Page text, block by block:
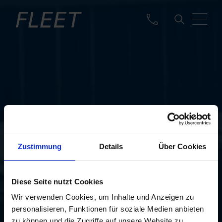
Zustimmung Details Über Cookies
Diese Seite nutzt Cookies
Wir verwenden Cookies, um Inhalte und Anzeigen zu
personalisieren, Funktionen für soziale Medien anbieten
BRUGTE